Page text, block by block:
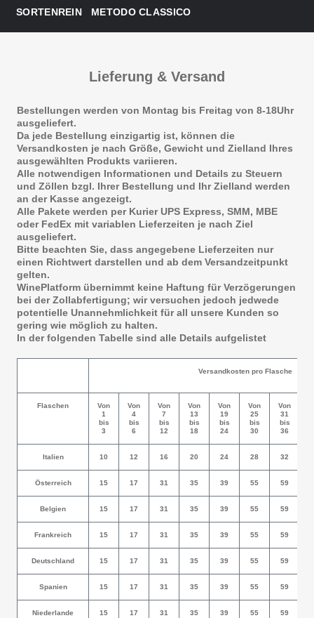
SORTENREIN METODO CLASSICO
Lieferung & Versand
Bestellungen werden von Montag bis Freitag von 8-18Uhr
ausgeliefert.
Da jede Bestellung einzigartig ist, können die
Versandkosten je nach Größe, Gewicht und Zielland Ihres
ausgewählten Produkts variieren.
Alle notwendigen Informationen und Details zu Steuern
und Zöllen bzgl. Ihrer Bestellung und Ihr Zielland werden
an der Kasse angezeigt.
Alle Pakete werden per Kurier UPS Express, SMM, MBE
oder FedEx mit variablen Lieferzeiten je nach Ziel
ausgeliefert.
Bitte beachten Sie, dass angegebene Lieferzeiten nur
einen Richtwert darstellen und ab dem Versandzeitpunkt
gelten.
WinePlatform übernimmt keine Haftung für Verzögerungen
bei der Zollabfertigung; wir versuchen jedoch jedwede
potentielle Unannehmlichkeit für all unsere Kunden so
gering wie möglich zu halten.
In der folgenden Tabelle sind alle Details aufgelistet
Versandkosten pro Flasche
Flaschen
Von
1
bis
3
Von
4
bis
6
Von
7
bis
12
Von
13
bis
18
Von
19
bis
24
Von
25
bis
30
Von
31
bis
36
Italien 10 12 16 20 24 28 32
Österreich 15 17 31 35 39 55 59
Belgien 15 17 31 35 39 55 59
Frankreich 15 17 31 35 39 55 59
Deutschland 15 17 31 35 39 55 59
Spanien 15 17 31 35 39 55 59
Niederlande 15 17 31 35 39 55 59